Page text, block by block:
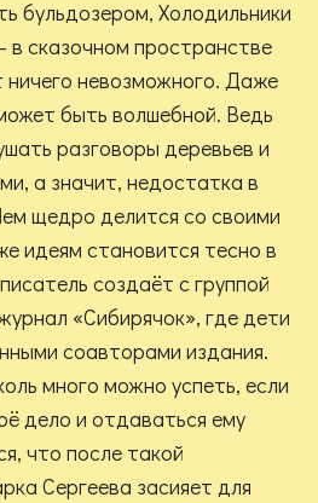
бульдозером, Холодильники
в сказочном пространстве
невозможного. Даже
быть волшебной. Ведь
разговоры деревьев и
а значит, недостатка в
щедро делится со своими
идеям становится тесно в
создаёт с группой
«Сибирячок», где дети
соавторами издания.
много можно успеть, если
дело и отдаваться ему
что после такой
Сергеева засияет для